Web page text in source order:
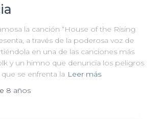
la canción “House of the Rising
a través de la poderosa voz de
en una de las canciones más
y un himno que denuncia los peligros
se enfrenta la Leer más
8 años